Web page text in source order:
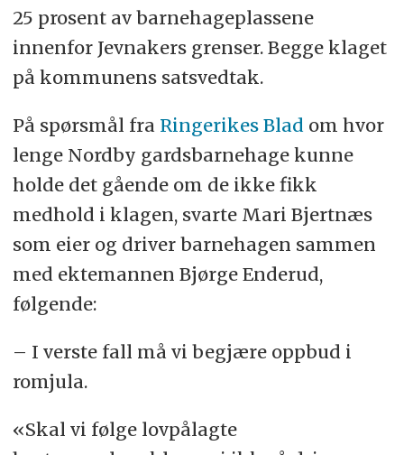
25 prosent av barnehageplassene
innenfor Jevnakers grenser. Begge klaget
på kommunens satsvedtak.
På spørsmål fra Ringerikes Blad om hvor
lenge Nordby gardsbarnehage kunne
holde det gående om de ikke fikk
medhold i klagen, svarte Mari Bjertnæs
som eier og driver barnehagen sammen
med ektemannen Bjørge Enderud,
følgende:
– I verste fall må vi begjære oppbud i
romjula.
«Skal vi følge lovpålagte